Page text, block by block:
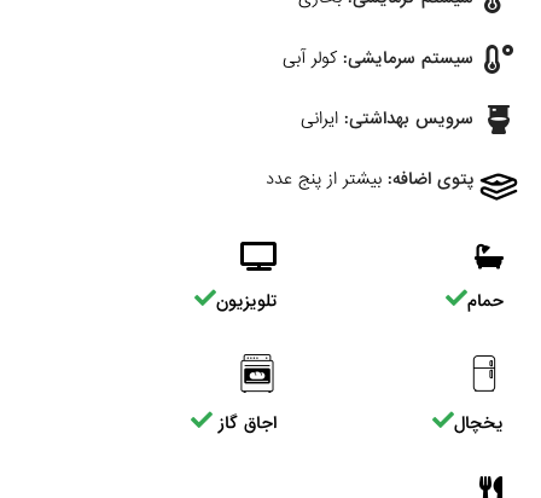
سیستم سرمایشی: کولر آبی
سرویس بهداشتی: ایرانی
پتوی اضافه: بیشتر از پنج عدد
حمام تلویزیون
یخچال اجاق گاز